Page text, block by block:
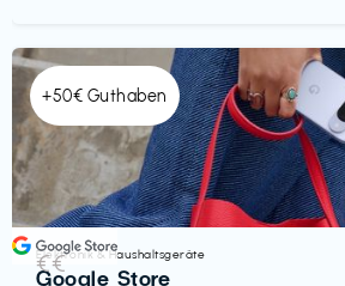
+50€ Guthaben
Elektronik & Haushaltsgeräte
Google Store
€€‎